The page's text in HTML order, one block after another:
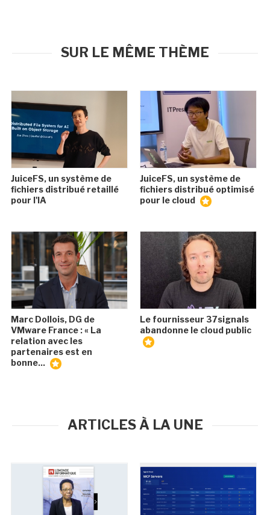
SUR LE MÊME THÈME
JuiceFS, un système de
fichiers distribué retaillé
pour l'IA
JuiceFS, un système de
fichiers distribué optimisé
pour le cloud
Marc Dollois, DG de
VMware France : « La
relation avec les
partenaires est en
bonne...
Le fournisseur 37signals
abandonne le cloud public
ARTICLES À LA UNE